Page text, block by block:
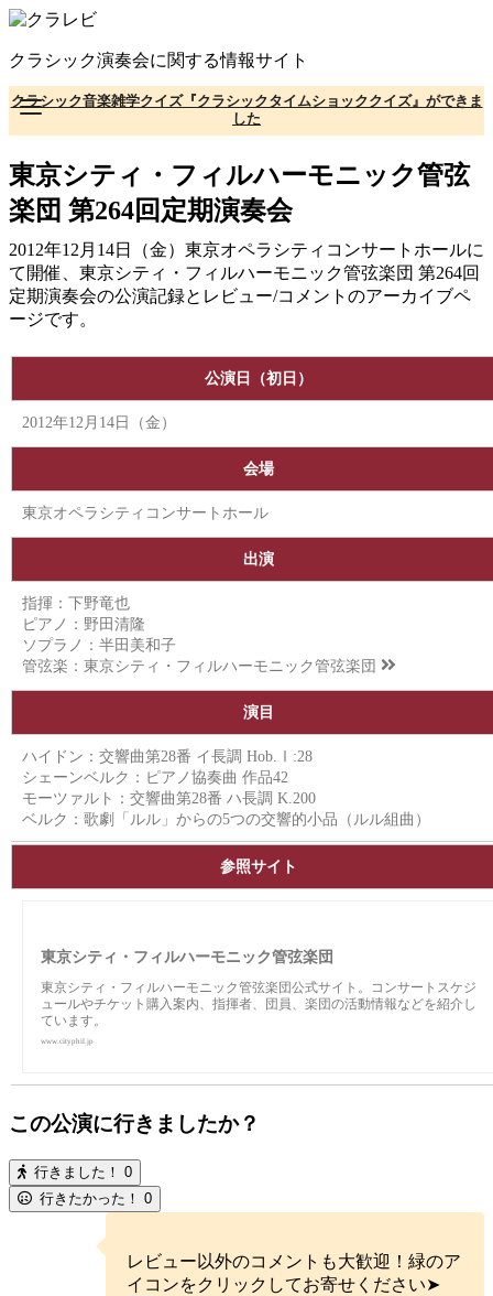
コ
テ
ン
ツ
へ
移
動
クラシック演奏会に関する情報サイト
クラシック音楽雑学クイズ『クラシックタイムショッククイズ』ができま
した
東京シティ・フィルハーモニック管弦
楽団 第264回定期演奏会
2012年12月14日（金）東京オペラシティコンサートホールに
て開催、東京シティ・フィルハーモニック管弦楽団 第264回
定期演奏会の公演記録とレビュー/コメントのアーカイブペ
ージです。
公演日（初日）
2012年12月14日（金）
会場
東京オペラシティコンサートホール
出演
指揮：下野竜也
ピアノ：野田清隆
ソプラノ：半田美和子
管弦楽： 東京シティ・フィルハーモニック管弦楽団
演目
ハイドン：交響曲第28番 イ長調 Hob.Ⅰ:28
シェーンベルク：ピアノ協奏曲 作品42
モーツァルト：交響曲第28番 ハ長調 K.200
ベルク：歌劇「ルル」からの5つの交響的小品（ルル組曲）
参照サイト
東京シティ・フィルハーモニック管弦楽団
東京シティ・フィルハーモニック管弦楽団公式サイト。コンサートスケジ
ュールやチケット購入案内、指揮者、団員、楽団の活動情報などを紹介し
ています。
www.cityphil.jp
この公演に行きましたか？
行きました！ 0
行きたかった！ 0
レビュー以外のコメントも大歓迎！緑のア
イコンをクリックしてお寄せください➤